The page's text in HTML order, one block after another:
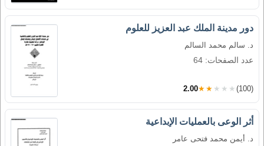
دور مدينة الملك عبد العزيز للعلوم
د. سالم محمد السالم
عدد الصفحات: 64
2.00★★★★★ (100)
أثر الوعى بالعمليات الإبداعية
د. أيمن محمد فتحى عامر